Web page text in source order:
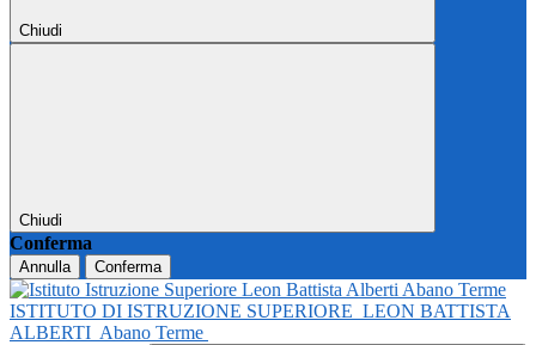
Chiudi
Chiudi
Conferma
Annulla Conferma
ISTITUTO DI ISTRUZIONE SUPERIORE LEON BATTISTA
ALBERTI Abano Terme